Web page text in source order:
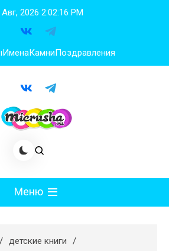
2026 2:02:18 PM
ИменаКамниПоздравления
Меню
детские книги